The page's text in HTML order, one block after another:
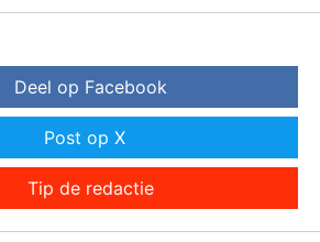
Deel op Facebook
Post op X
Tip de redactie